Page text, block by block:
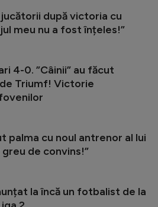
după victoria cu
meu nu a fost înțeles!”
4-0. ”Câinii” au făcut
Triumf! Victorie
palma cu noul antrenor al lui
greu de convins!”
la încă un fotbalist de la